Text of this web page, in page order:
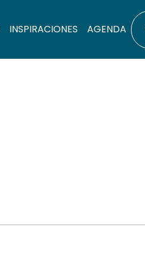
INSPIRACIONES AGENDA